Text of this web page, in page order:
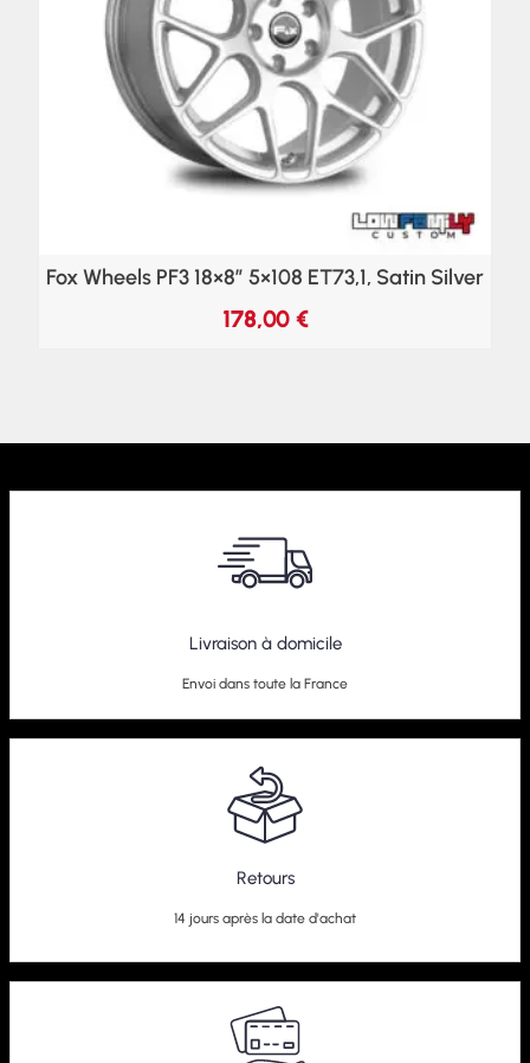
Fox Wheels PF3 18×8″ 5×108 ET73,1, Satin Silver
178,00 €
Livraison à domicile
Envoi dans toute la France
Retours
14 jours après la date d'achat